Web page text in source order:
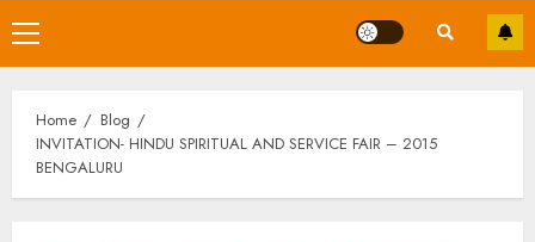
Primary
Menu
Home
Blog
INVITATION- HINDU SPIRITUAL AND SERVICE FAIR – 2015
BENGALURU